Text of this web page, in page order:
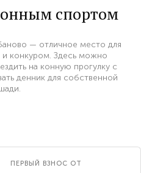
спортом
— отличное место для
и конкуром. Здесь можно
на конную прогулку с
денник для собственной
ПЕРВЫЙ ВЗНОС ОТ